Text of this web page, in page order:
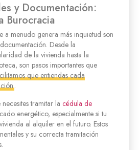
y Documentación:
Burocracia
a menudo genera más inquietud son
Desde la
de la vivienda hasta la
son pasos importantes que
que entiendas cada
.
tramitar la cédula de
energético, especialmente si tu
al alquiler en el futuro. Estos
y su correcta tramitación